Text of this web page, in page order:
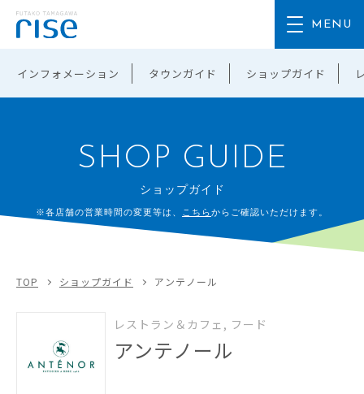
インフォメーション タウンガイド ショップガイド
SHOP GUIDE
ショップガイド
※各店舗の営業時間の変更等は、 こちらからご確認いただけます。
TOP ショップガイド アンテノール
レストラン＆カフェ, フード
アンテノール